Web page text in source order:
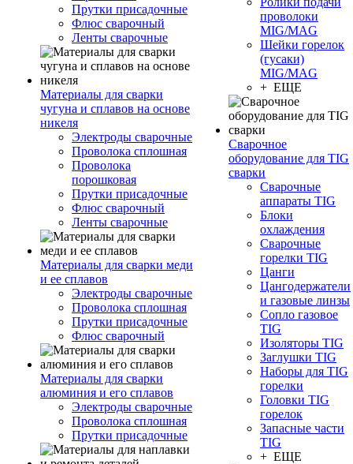
Прутки присадочные
Флюс сварочный
Ленты сварочные
Материалы для сварки
чугуна и сплавов на основе
никеля
Электроды сварочные
Проволока сплошная
Проволока
порошковая
Прутки присадочные
Флюс сварочный
Ленты сварочные
Материалы для сварки меди
и ее сплавов
Электроды сварочные
Проволока сплошная
Прутки присадочные
Флюс сварочный
Материалы для сварки
алюминия и его сплавов
Электроды сварочные
Проволока сплошная
Прутки присадочные
проволоки
MIG/MAG
Шейки горелок
(гусаки)
MIG/MAG
+ ЕЩЕ
Сварочное
оборудование для TIG
сварки
Сварочные
аппараты TIG
Блоки
охлаждения
Сварочные
горелки TIG
Цанги
Цангодержатели
и газовые линзы
Сопло газовое
TIG
Изоляторы TIG
Заглушки TIG
Наборы для TIG
горелки
Головки TIG
горелок
Запасные части
TIG
+ ЕЩЕ